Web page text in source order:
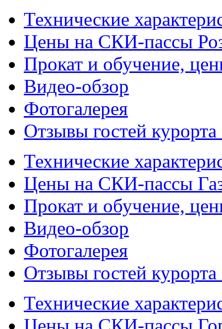
Технические
Цены на СКИ-пассы
Прокат и обучение,
Видео-обзор
Фотогалерея
Отзывы гостей
Технические
Цены на СКИ-пассы
Прокат и обучение,
Видео-обзор
Фотогалерея
Отзывы гостей
Технические